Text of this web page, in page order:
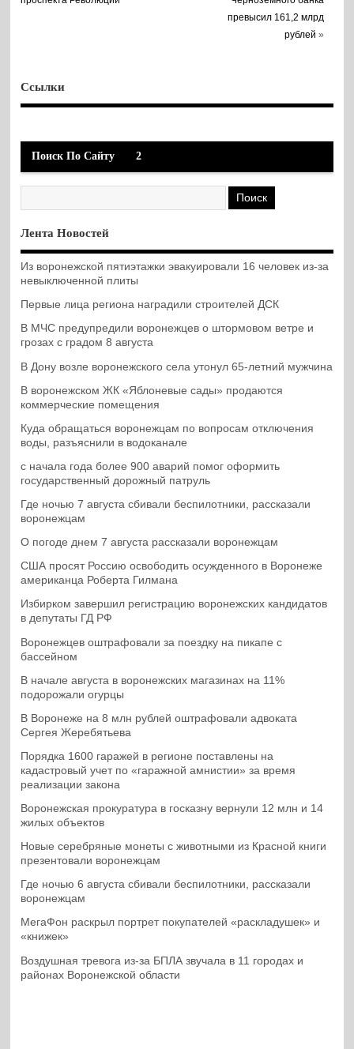
превысил 161,2 млрд
рублей »
Ссылки
Поиск По Сайту 2
Лента Новостей
Из воронежской пятиэтажки эвакуировали 16 человек из-за
невыключенной плиты
Первые лица региона наградили строителей ДСК
В МЧС предупредили воронежцев о штормовом ветре и
грозах с градом 8 августа
В Дону возле воронежского села утонул 65-летний мужчина
В воронежском ЖК «Яблоневые сады» продаются
коммерческие помещения
Куда обращаться воронежцам по вопросам отключения
воды, разъяснили в водоканале
с начала года более 900 аварий помог оформить
государственный дорожный патруль
Где ночью 7 августа сбивали беспилотники, рассказали
воронежцам
О погоде днем 7 августа рассказали воронежцам
США просят Россию освободить осужденного в Воронеже
американца Роберта Гилмана
Избирком завершил регистрацию воронежских кандидатов
в депутаты ГД РФ
Воронежцев оштрафовали за поездку на пикапе с
бассейном
В начале августа в воронежских магазинах на 11%
подорожали огурцы
В Воронеже на 8 млн рублей оштрафовали адвоката
Сергея Жеребятьева
Порядка 1600 гаражей в регионе поставлены на
кадастровый учет по «гаражной амнистии» за время
реализации закона
Воронежская прокуратура в госказну вернули 12 млн и 14
жилых объектов
Новые серебряные монеты с животными из Красной книги
презентовали воронежцам
Где ночью 6 августа сбивали беспилотники, рассказали
воронежцам
МегаФон раскрыл портрет покупателей «раскладушек» и
«книжек»
Воздушная тревога из-за БПЛА звучала в 11 городах и
районах Воронежской области